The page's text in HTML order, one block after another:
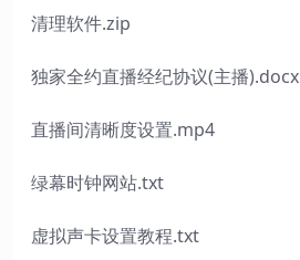
清理软件.zip
独家全约直播经纪协议(主播).docx
直播间清晰度设置.mp4
绿幕时钟网站.txt
虚拟声卡设置教程.txt